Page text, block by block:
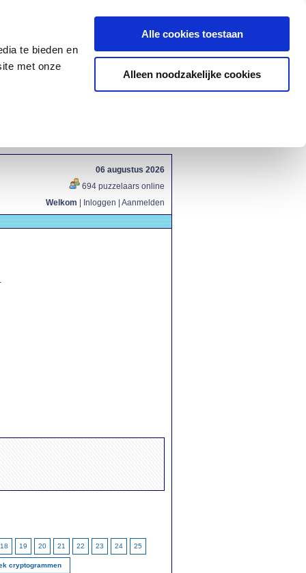
te bieden en
met onze
Alle cookies toestaan
Alleen noodzakelijke cookies
06 augustus 2026
694 puzzelaars online
Welkom
Inloggen Aanmelden
18 19 20 21 22 23 24 25
cryptogrammen